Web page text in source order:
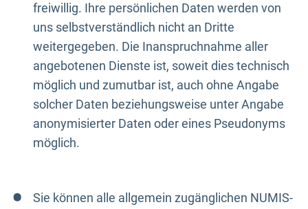
freiwillig. Ihre persönlichen Daten werden von
uns selbstverständlich nicht an Dritte
weitergegeben. Die Inanspruchnahme aller
angebotenen Dienste ist, soweit dies technisch
möglich und zumutbar ist, auch ohne Angabe
solcher Daten beziehungsweise unter Angabe
anonymisierter Daten oder eines Pseudonyms
möglich.
Sie können alle allgemein zugänglichen NUMIS-